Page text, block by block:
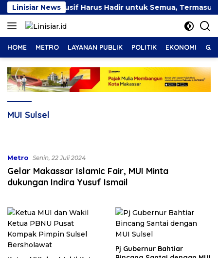
Langsung
ke
konten
Linisiar News
Kerja Inklusif Harus Hadir untuk Semua, Termasuk
HOME METRO LAYANAN PUBLIK POLITIK EKONOMI
MUI Sulsel
Metro Senin, 22 Juli 2024
Gelar Makassar Islamic Fair, MUI Minta
dukungan Indira Yusuf Ismail
Pj Gubernur Bahtiar